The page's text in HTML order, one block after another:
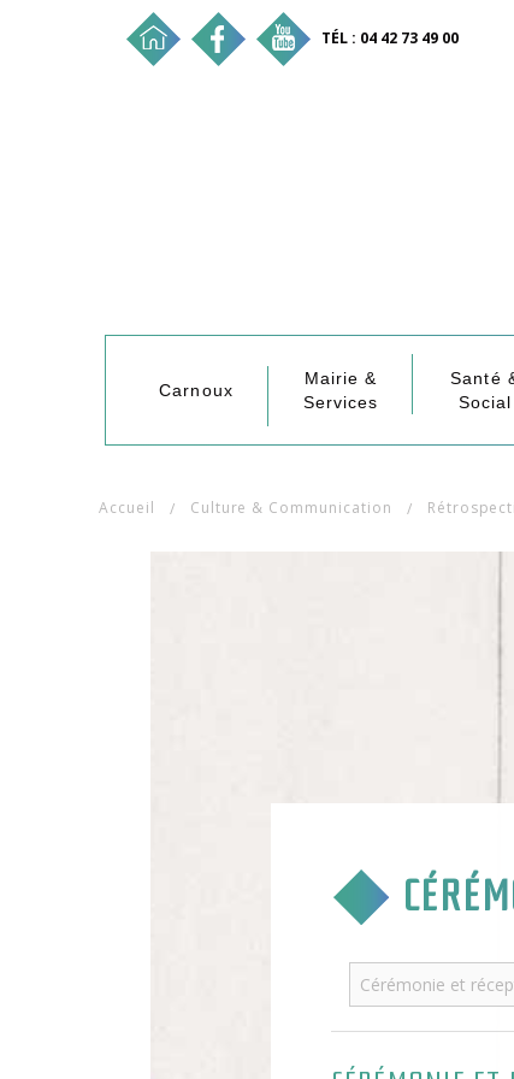
TÉL : 04 42 73 49 00
Carnoux
Mairie &
Services
Santé
Social
Accueil Culture & Communication